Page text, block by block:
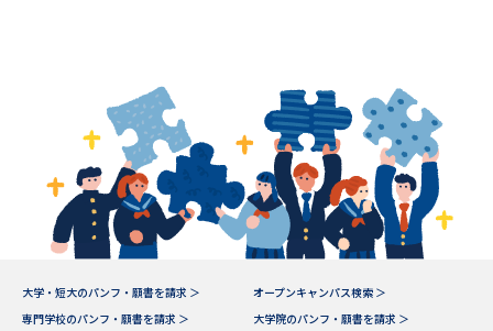
大学・短大のパンフ・願書を請求 ＞
オープンキャンパス検索 ＞
専門学校のパンフ・願書を請求 ＞
大学院のパンフ・願書を請求 ＞